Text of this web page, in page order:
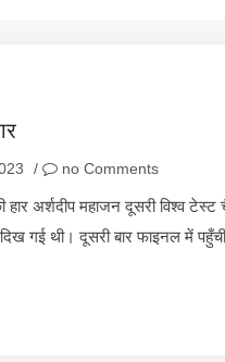
/ no Comments
हार अर्शदीप महाजन दूसरी विश्व
गई थी। दूसरी बार फाइनल में